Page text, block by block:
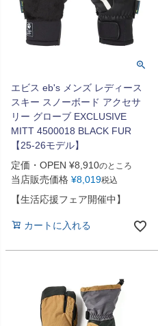
エビス eb's メンズ レディース
スキー スノーボード アクセサ
リー グローブ EXCLUSIVE
MITT 4500018 BLACK FUR
【25-26モデル】
定価・OPEN ¥8,910のところ
当店販売価格 ¥8,019税込
【生活応援フェア開催中】
カートに入れる